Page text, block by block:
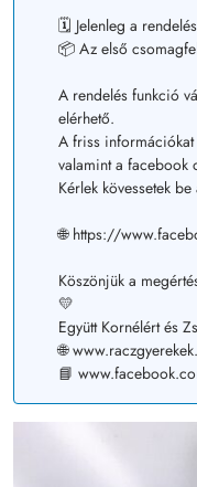
🗓️ Jelenleg a
📦 Az első
A rendelés funkció
elérhető.
A friss
valamint a facebook
Kérlek kövessetek
🌐 https://
Köszönjük a
💛
Együtt Kornélért és
🌐
📘